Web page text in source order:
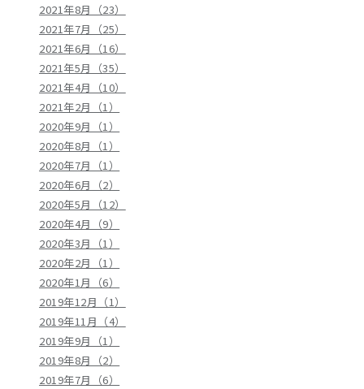
2021年8月（23）
2021年7月（25）
2021年6月（16）
2021年5月（35）
2021年4月（10）
2021年2月（1）
2020年9月（1）
2020年8月（1）
2020年7月（1）
2020年6月（2）
2020年5月（12）
2020年4月（9）
2020年3月（1）
2020年2月（1）
2020年1月（6）
2019年12月（1）
2019年11月（4）
2019年9月（1）
2019年8月（2）
2019年7月（6）